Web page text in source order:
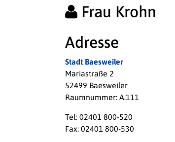
Frau Krohn
Adresse
Stadt Baesweiler
Mariastraße 2
52499 Baesweiler
Raumnummer: A.111
Tel: 02401 800-520
Fax: 02401 800-530